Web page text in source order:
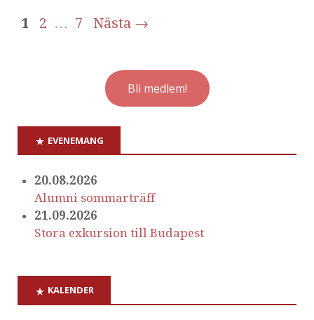
1 2 … 7 Nästa →
Bli medlem!
EVENEMANG
20.08.2026
Alumni sommarträff
21.09.2026
Stora exkursion till Budapest
KALENDER